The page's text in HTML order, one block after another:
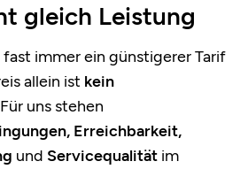
gleich Leistung
immer ein günstigerer Tarif
allein ist kein
uns stehen
Erreichbarkeit,
und Servicequalität im